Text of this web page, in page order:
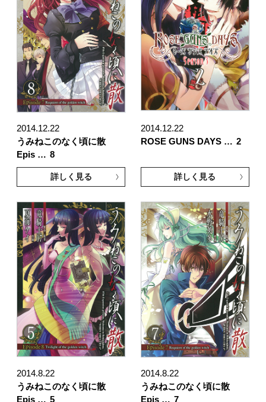
2014.12.22
うみねこのなく頃に散
Epis … 8
詳しく見る
2014.12.22
ROSE GUNS DAYS … 2
詳しく見る
2014.8.22
うみねこのなく頃に散
Epis … 5
2014.8.22
うみねこのなく頃に散
Epis … 7